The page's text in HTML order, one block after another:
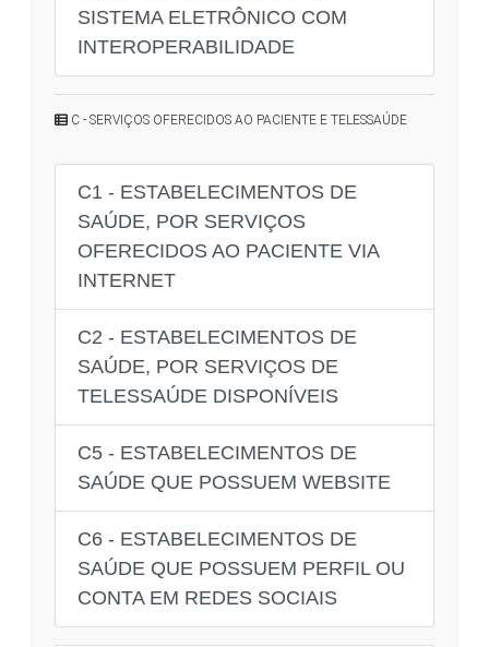
SISTEMA ELETRÔNICO COM
INTEROPERABILIDADE
C - SERVIÇOS OFERECIDOS AO PACIENTE E TELESSAÚDE
C1 - ESTABELECIMENTOS DE
SAÚDE, POR SERVIÇOS
OFERECIDOS AO PACIENTE VIA
INTERNET
C2 - ESTABELECIMENTOS DE
SAÚDE, POR SERVIÇOS DE
TELESSAÚDE DISPONÍVEIS
C5 - ESTABELECIMENTOS DE
SAÚDE QUE POSSUEM WEBSITE
C6 - ESTABELECIMENTOS DE
SAÚDE QUE POSSUEM PERFIL OU
CONTA EM REDES SOCIAIS